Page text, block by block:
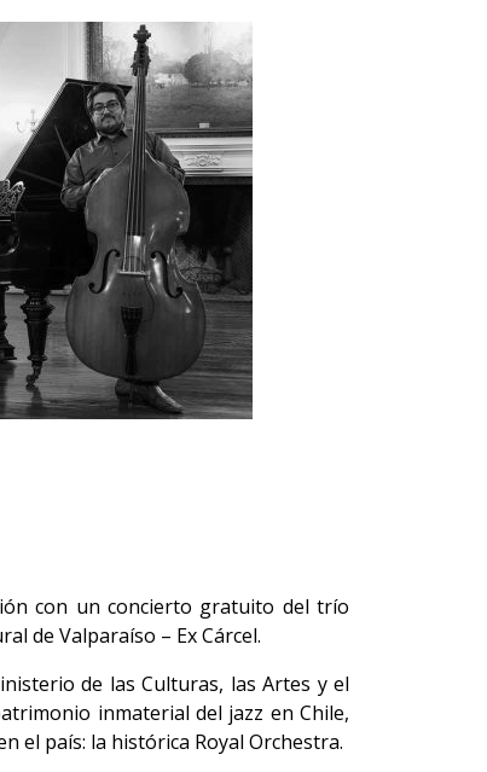
con un concierto gratuito del trío
de Valparaíso – Ex Cárcel.
de las Culturas, las Artes y el
inmaterial del jazz en Chile,
el país: la histórica Royal Orchestra.